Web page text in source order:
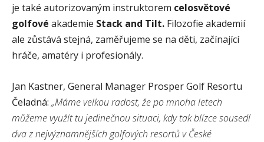
je také autorizovaným instruktorem celosvětové
golfové akademie Stack and Tilt. Filozofie akademií
ale zůstává stejná, zaměřujeme se na děti, začínající
hráče, amatéry i profesionály.
Jan Kastner, General Manager Prosper Golf Resortu
Čeladná: „Máme velkou radost, že po mnoha letech
můžeme využít tu jedinečnou situaci, kdy tak blízce sousedí
dva z nejvýznamnějších golfových resortů v České